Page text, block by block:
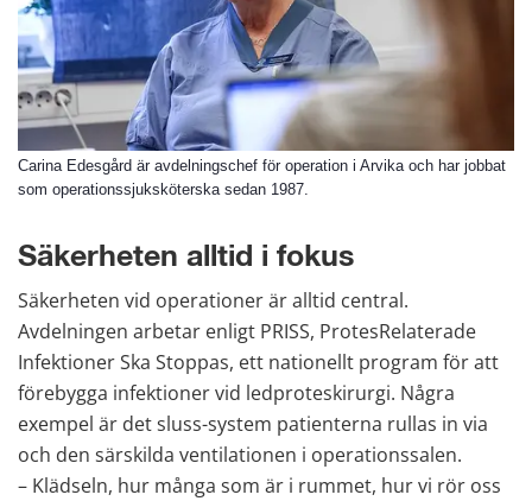
Carina Edesgård är avdelningschef för operation i Arvika och har jobbat
som operationssjuksköterska sedan 1987.
Säkerheten alltid i fokus
Säkerheten vid operationer är alltid central.
Avdelningen arbetar enligt PRISS, ProtesRelaterade
Infektioner Ska Stoppas, ett nationellt program för att
förebygga infektioner vid ledproteskirurgi. Några
exempel är det sluss-system patienterna rullas in via
och den särskilda ventilationen i operationssalen.
– Klädseln, hur många som är i rummet, hur vi rör oss